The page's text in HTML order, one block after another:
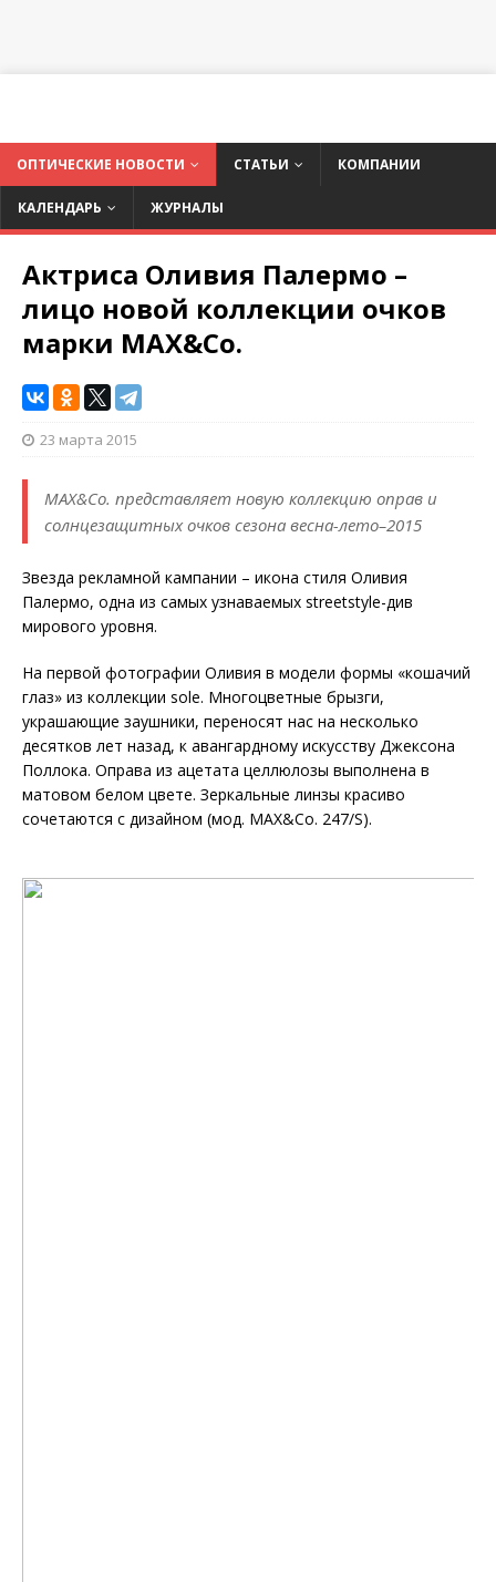
ОПТИЧЕСКИЕ НОВОСТИ СТАТЬИ КОМПАНИИ
КАЛЕНДАРЬ ЖУРНАЛЫ
Актриса Оливия Палермо –
лицо новой коллекции очков
марки MAX&Co.
23 марта 2015
MAX&Co. представляет новую коллекцию оправ и
солнцезащитных очков сезона весна-лето–2015
Звезда рекламной кампании – икона стиля Оливия
Палермо, одна из самых узнаваемых streetstyle-див
мирового уровня.
На первой фотографии Оливия в модели формы «кошачий
глаз» из коллекции sole. Многоцветные брызги,
украшающие заушники, переносят нас на несколько
десятков лет назад, к авангардному искусству Джексона
Поллока. Оправа из ацетата целлюлозы выполнена в
матовом белом цвете. Зеркальные линзы красиво
сочетаются с дизайном (мод. MAX&Co. 247/S).